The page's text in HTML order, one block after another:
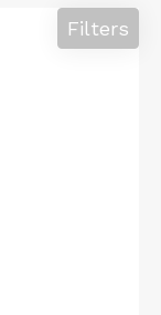
Filters